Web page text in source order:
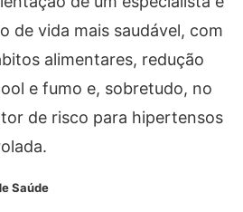
de vida mais saudável, com
alimentares, redução
e fumo e, sobretudo, no
de risco para hipertensos
Saúde